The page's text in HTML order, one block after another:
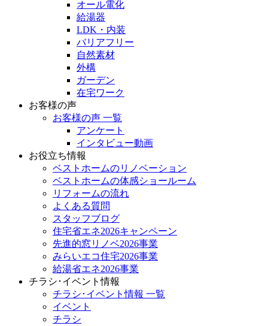
オール電化
給湯器
LDK・内装
バリアフリー
自然素材
外構
ガーデン
在宅ワーク
お客様の声
お客様の声 一覧
アンケート
インタビュー動画
お役立ち情報
ベストホームのリノベーション
ベストホームの体感ショールーム
リフォームの流れ
よくある質問
スタッフブログ
住宅省エネ2026キャンペーン
先進的窓リノベ2026事業
みらいエコ住宅2026事業
給湯省エネ2026事業
チラシ･イベント情報
チラシ･イベント情報 一覧
イベント
チラシ